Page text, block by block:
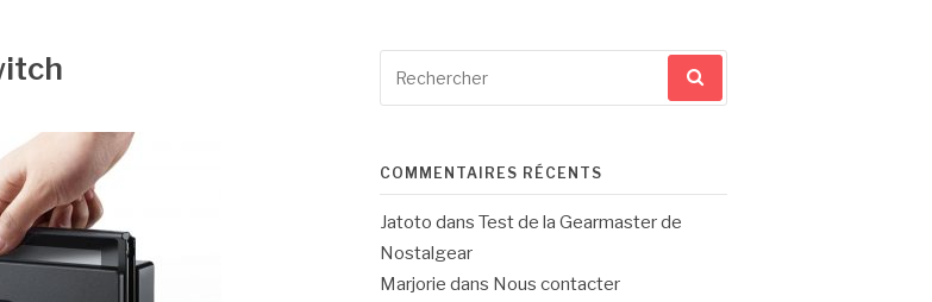
pour
COMMENTAIRES RÉCENTS
Jatoto dans Test de la Gearmaster de
Nostalgear
Marjorie dans Nous contacter